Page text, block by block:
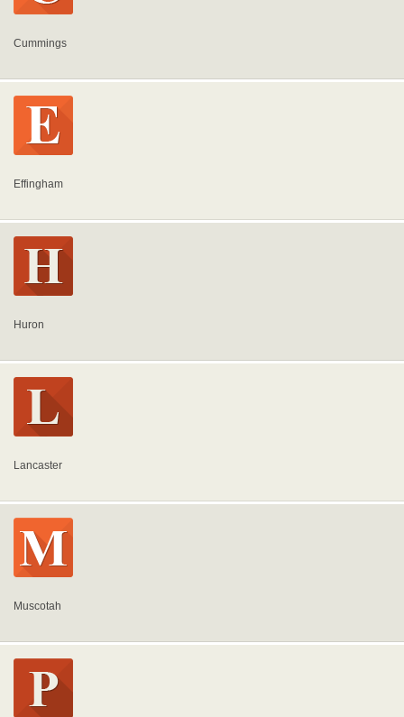
Cummings
Effingham
Huron
Lancaster
Muscotah